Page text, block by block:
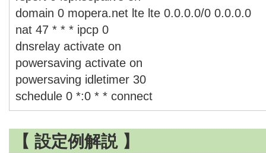
domain 0 mopera.net lte lte 0.0.0.0/0 0.0.0.0
nat 47 * * * ipcp 0
dnsrelay activate on
powersaving activate on
powersaving idletimer 30
schedule 0 *:0 * * connect
【 設定例解説 】